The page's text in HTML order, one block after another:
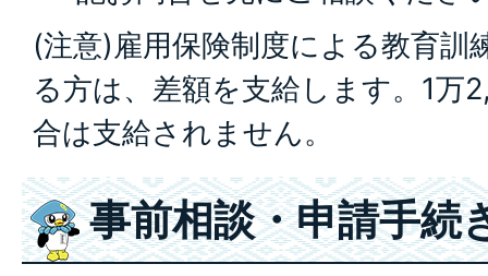
(注意)雇用保険制度による教育訓
る方は、差額を支給します。1万
合は支給されません。
事前相談・申請手続